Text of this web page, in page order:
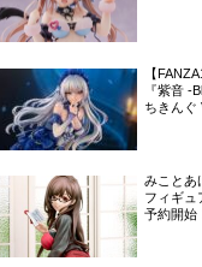
【
『紫音 -
ちきんぐ
みことあ
フィギュ
予約開始